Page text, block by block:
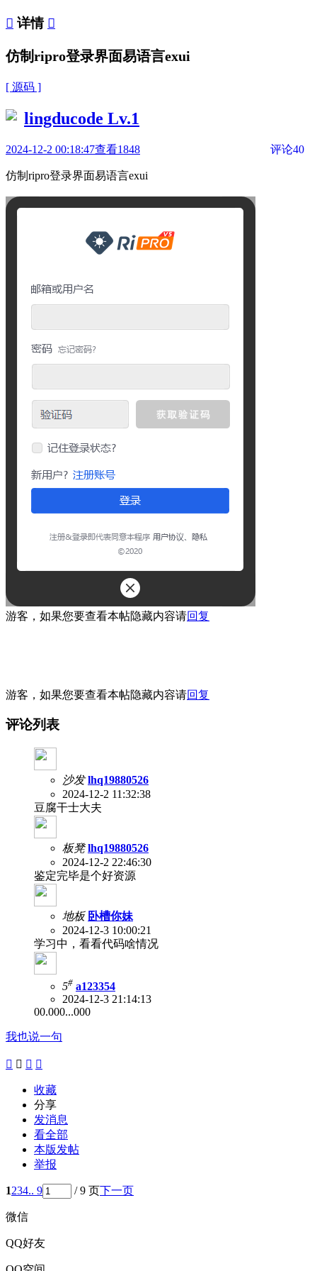
 详情 
仿制ripro登录界面易语言exui
[ 源码 ]
lingducode Lv.1
2024-12-2 00:18:47查看1848 评论40
仿制ripro登录界面易语言exui
游客，如果您要查看本帖隐藏内容请回复
游客，如果您要查看本帖隐藏内容请回复
评论列表
沙发 lhq19880526
2024-12-2 11:32:38
豆腐干士大夫
板凳 lhq19880526
2024-12-2 22:46:30
鉴定完毕是个好资源
地板 卧槽你妹
2024-12-3 10:00:21
学习中，看看代码啥情况
5# a123354
2024-12-3 21:14:13
00.000...000
我也说一句
   
收藏
分享
发消息
看全部
本版发帖
举报
1234.. 9 / 9 页下一页
微信
QQ好友